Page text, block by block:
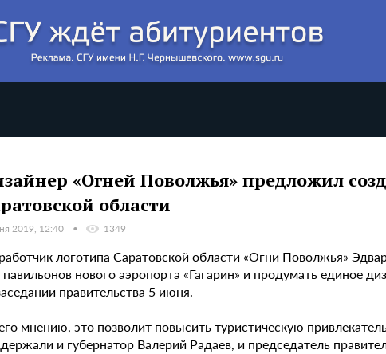
«Огней Поволжья» предложил
области
2019, 12:40 1349
логотипа Саратовской области «Огни Поволжья»
нового аэропорта «Гагарин» и продумать единое
правительства 5 июня.
мнению, это позволит повысить туристическую
и губернатор Валерий Радаев, и председатель